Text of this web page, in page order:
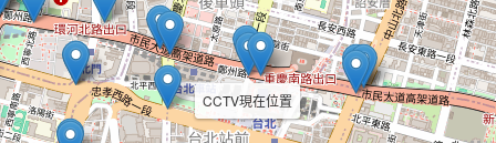
CCTV現在位置